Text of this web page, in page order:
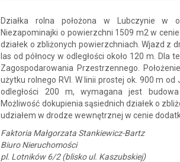
Działka rolna położona w Lubczynie w
Niezapominajki o powierzchni 1509 m2 w
działek o zbliżonych powierzchniach. Wjazd z
las od północy w odległości około 120 m. Dla
Zagospodarowania Przestrzennego.
użytku rolnego RVI. W linii prostej ok. 900 m
odległości 200 m, wymagana jest
Możliwość dokupienia sąsiednich działek o
udziałem w drodze wewnętrznej w cenie
Faktoria Małgorzata Stankiewicz-Bartz
Biuro Nieruchomości
pl. Lotników 6/2 (blisko ul. Kaszubskiej)